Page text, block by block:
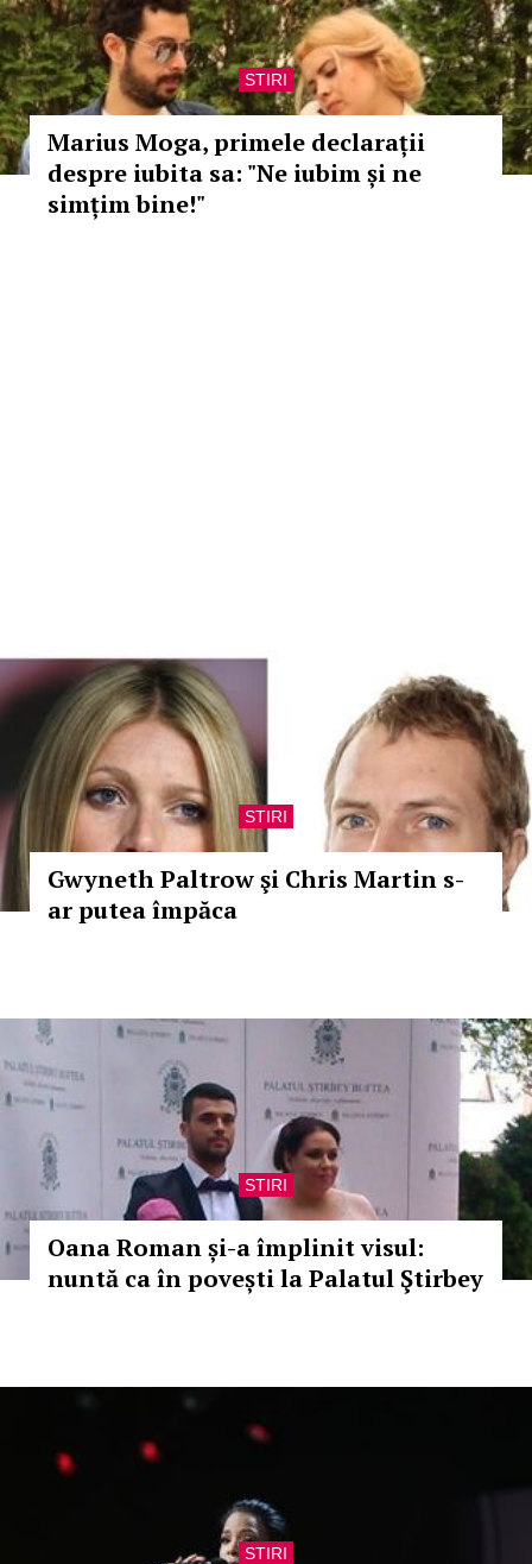
STIRI
Marius Moga, primele declarații
despre iubita sa: "Ne iubim și ne
simțim bine!"
STIRI
Gwyneth Paltrow şi Chris Martin s-
ar putea împăca
STIRI
Oana Roman și-a împlinit visul:
nuntă ca în povești la Palatul Ştirbey
STIRI